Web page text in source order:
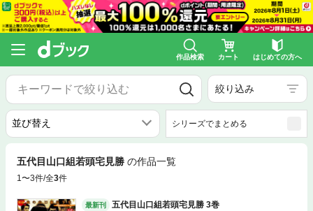
作品検索 カート はじめての方へ
絞り込み
シリーズでまとめる
五代目山口組若頭宅見勝 の作品一覧
1〜3件/全3件
最新刊
五代目山口組若頭宅見勝 3巻